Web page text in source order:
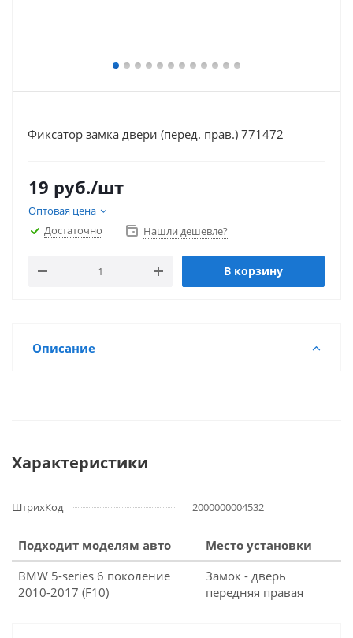
Фиксатор замка двери (перед. прав.) 771472
19 руб./шт
Оптовая цена
Достаточно
Нашли дешевле?
В корзину
Описание
Характеристики
ШтрихКод 2000000004532
Подходит моделям авто
Место установки
BMW 5-series 6 поколение
2010-2017 (F10)
Замок - дверь
передняя правая